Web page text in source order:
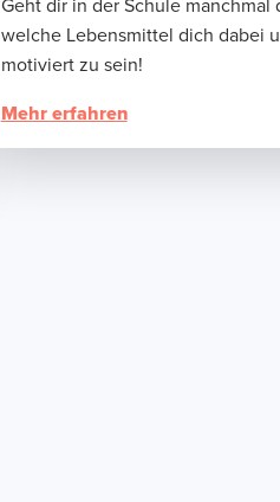
Geht dir in der Schule manchmal
welche Lebensmittel dich dabei
motiviert zu sein!
Mehr erfahren